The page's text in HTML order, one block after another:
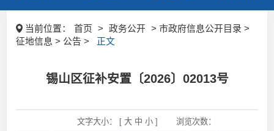
当前位置： 首页 > 政务公开
> 市政府信息公开目录 >
征地信息 > 公告 >
正文
锡山区征补安置〔2026〕02013号
文字大小： [ 大 中 小] 浏览次数：